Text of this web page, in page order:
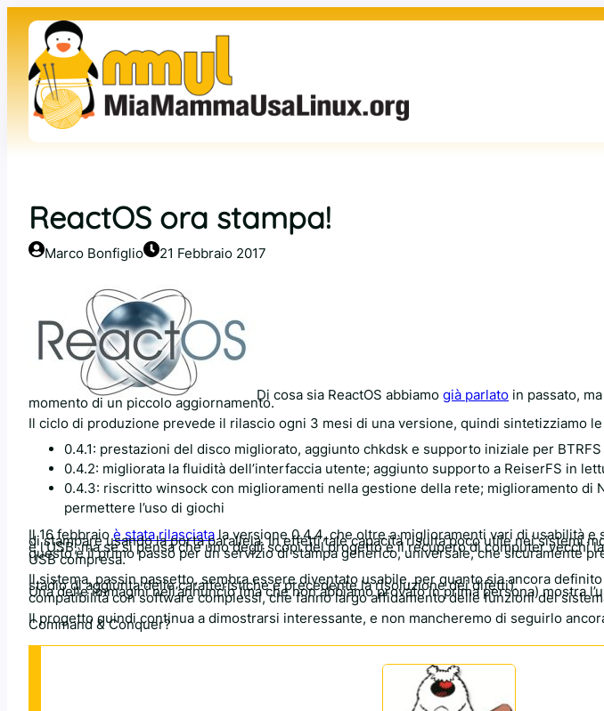
contenuto
ReactOS ora stampa!
Marco Bonfiglio 21 Febbraio 2017
Di cosa sia ReactOS abbiamo già parlato in passato,
momento di un piccolo aggiornamento.
Il ciclo di produzione prevede il rilascio ogni 3 mesi di una versione, quindi sintetizziamo
0.4.1: prestazioni del disco migliorato, aggiunto chkdsk e supporto iniziale per BTRFS
0.4.2: migliorata la fluidità dell’interfaccia utente; aggiunto supporto a ReiserFS in
0.4.3: riscritto winsock con miglioramenti nella gestione della rete; miglioramento di
permettere l’uso di giochi
Il 16 febbraioè stata rilasciatala versione 0.4.4, che oltre a miglioramenti vari di usabilità e
di stampare usando la porta parallela. In effetti tale capacità risulta poco utile nei sistemi
è l’USB, ma se si pensa che uno degli scopi del progetto è il recupero di computer vecchi
questo è il primo passo per un servizio di stampa generico, universale, che sicuramente
USB compresa.
Il sistema, passin passetto, sembra essere diventato usabile, per quanto sia ancora
stadio di aggiunta delle caratteristiche e precedente la risoluzione dei difetti).
Una delle immagini nell’annuncio (ma che non abbiamo provato in prima persona) mostra
compatibilità con software complessi, che fanno largo affidamento delle funzioni del
Il progetto quindi continua a dimostrarsi interessante, e non mancheremo di seguirlo
Command & Conquer?